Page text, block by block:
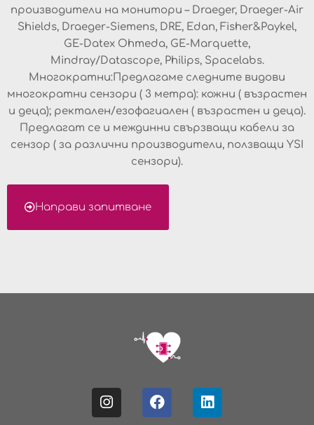
производители на монитори – Draeger, Draeger-Air
Shields, Draeger-Siemens, DRE, Edan, Fisher&Paykel,
GE-Datex Ohmeda, GE-Marquette,
Mindray/Datascope, Philips, Spacelabs.
Многократни:Предлагаме следните видови
многократни сензори ( 3 метра): кожни ( възрастен
и деца); ректален/езофагиален ( възрастен и деца).
Предлагат се и междинни свързващи кабели за
сензор ( за различни производители, ползващи YSI
сензори).
Направи запитване